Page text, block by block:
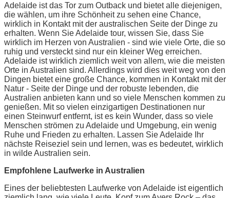
Adelaide ist das Tor zum Outback und bietet alle diejenigen,
die wählen, um ihre Schönheit zu sehen eine Chance,
wirklich in Kontakt mit der australischen Seite der Dinge zu
erhalten. Wenn Sie Adelaide tour, wissen Sie, dass Sie
wirklich im Herzen von Australien - sind wie viele Orte, die so
ruhig und versteckt sind nur ein kleiner Weg erreichen.
Adelaide ist wirklich ziemlich weit von allem, wie die meisten
Orte in Australien sind. Allerdings wird dies weit weg von den
Dingen bietet eine große Chance, kommen in Kontakt mit der
Natur - Seite der Dinge und der robuste lebenden, die
Australien anbieten kann und so viele Menschen kommen zu
genießen. Mit so vielen einzigartigen Destinationen nur
einen Steinwurf entfernt, ist es kein Wunder, dass so viele
Menschen strömen zu Adelaide und Umgebung, ein wenig
Ruhe und Frieden zu erhalten. Lassen Sie Adelaide Ihr
nächste Reiseziel sein und lernen, was es bedeutet, wirklich
in wilde Australien sein.
Empfohlene Laufwerke in Australien
Eines der beliebtesten Laufwerke von Adelaide ist eigentlich